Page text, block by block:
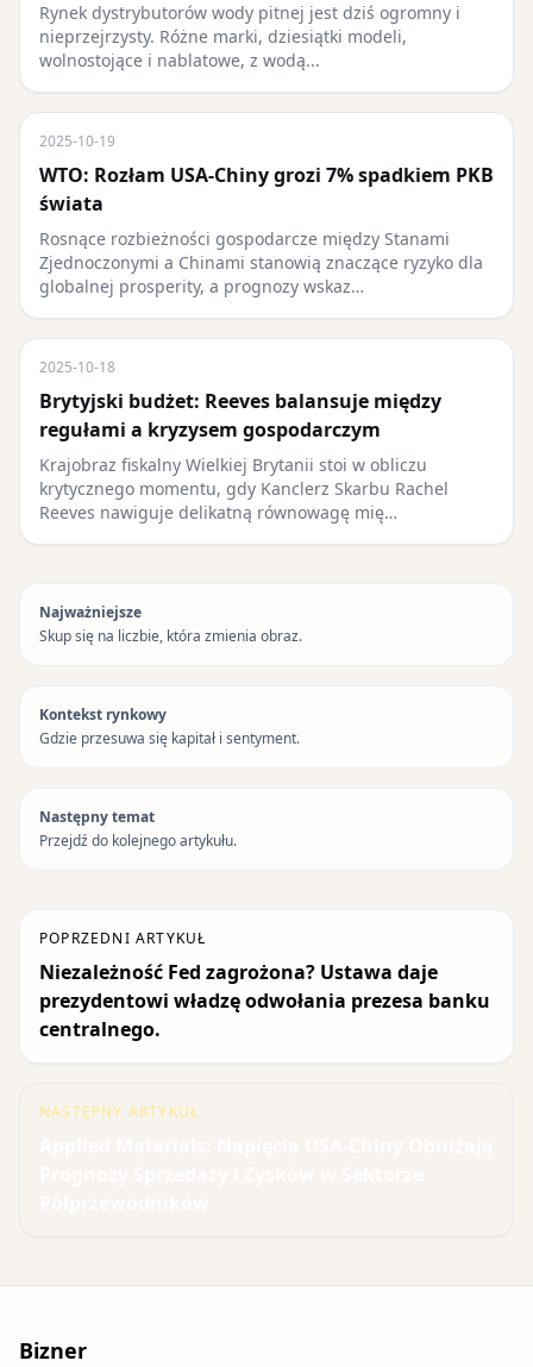
Rynek dystrybutorów wody pitnej jest dziś ogromny i
nieprzejrzysty. Różne marki, dziesiątki modeli,
wolnostojące i nablatowe, z wodą...
2025-10-19
WTO: Rozłam USA-Chiny grozi 7% spadkiem PKB
świata
Rosnące rozbieżności gospodarcze między Stanami
Zjednoczonymi a Chinami stanowią znaczące ryzyko dla
globalnej prosperity, a prognozy wskaz…
2025-10-18
Brytyjski budżet: Reeves balansuje między
regułami a kryzysem gospodarczym
Krajobraz fiskalny Wielkiej Brytanii stoi w obliczu
krytycznego momentu, gdy Kanclerz Skarbu Rachel
Reeves nawiguje delikatną równowagę mię…
Najważniejsze
Skup się na liczbie, która zmienia obraz.
Kontekst rynkowy
Gdzie przesuwa się kapitał i sentyment.
Następny temat
Przejdź do kolejnego artykułu.
POPRZEDNI ARTYKUŁ
Niezależność Fed zagrożona? Ustawa daje
prezydentowi władzę odwołania prezesa banku
centralnego.
NASTĘPNY ARTYKUŁ
Bizner